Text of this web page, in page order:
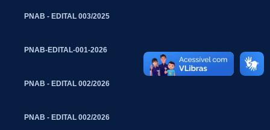
PNAB - EDITAL 003/2025
PNAB-EDITAL-001-2026
PNAB - EDITAL 002/2026
PNAB - EDITAL 002/2026